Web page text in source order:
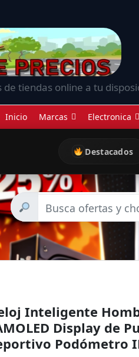
tiendas online a tu
Inicio Marcas Electronica
Destacados
Inteligente
Display de
Podómetro